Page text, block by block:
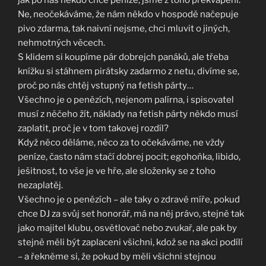
Ne, neočekáváme, že nám někdo v hospodě načepuje
pivo zdarma, tak naivní nejsme, chci mluvit o jiných,
nehmotných věcech.
S klidem si koupíme pár dobrejch panáků, ale třeba
knížku si stáhnem pirátsky zadarmo z netu, divíme se,
proč po nás chtěj vstupný na fetish párty…
Všechno je o penězích, nejenom palírna, i spisovatel
musí z něčeho žít, náklady na fetish párty někdo musí
zaplatit, proč je v tom takovej rozdíl?
Když něco děláme, něco za to očekáváme, ne vždy
peníze, často nám stačí dobrej pocit; egohoňka, libido,
ješitnost, to vše je ve hře, ale složenky se z toho
nezaplatěj.
Všechno je o penězích – ale taky o zdravé míře, pokud
chce DJ za svůj set honorář, má na něj právo, stejně tak
jako majitel klubu, osvětlovač nebo zvukař, ale pak by
stejně měli být zaplaceni všichni, kdož se na akci podílí
– a řekněme si, že pokud by měli všichni stejnou